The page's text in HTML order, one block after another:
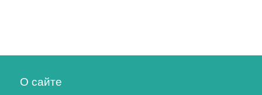
О сайте